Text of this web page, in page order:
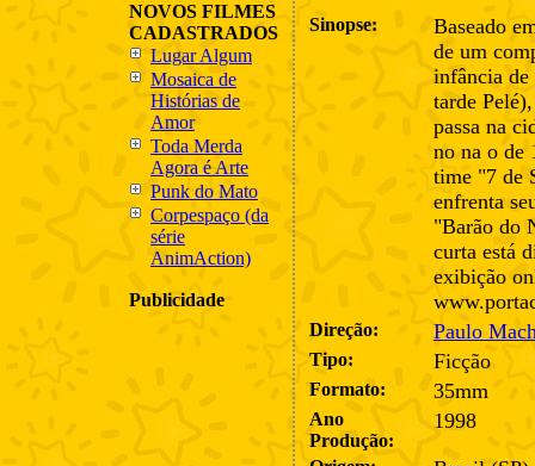
NOVOS FILMES
CADASTRADOS
Lugar Algum
Mosaica de
Histórias de
Amor
Toda Merda
Agora é Arte
Punk do Mato
Corpespaço (da
série
AnimAction)
Publicidade
Sinopse:
Baseado
de um
infância
tarde
passa na
no na o de
time "7 de
enfrenta
"Barão do
curta está
exibição
Direção: Paulo
Tipo: Ficção
Formato: 35mm
Ano
Produção:
1998